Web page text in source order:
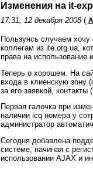
Изменения на it-
17:31, 12 декабря 2008 (
Пользуясь случаем
коллегам из ite.org.ua,
права на использование
Теперь о хорошем. На
входа в клиенскую зону
за его заявкой,
Первая галочка при
наличии icq номера у
администратор
Сегодня добавлена
системе, начиная с
использовании AJAX и